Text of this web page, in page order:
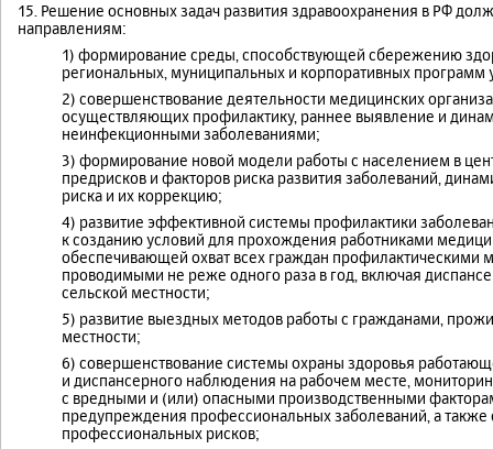
15. Решение основных задач развития здравоохранения в РФ
направлениям:
1) формирование среды, способствующей сбережению
региональных, муниципальных и корпоративных программ
2) совершенствование деятельности медицинских
осуществляющих профилактику, раннее выявление и
неинфекционными заболеваниями;
3) формирование новой модели работы с населением в
предрисков и факторов риска развития заболеваний,
риска и их коррекцию;
4) развитие эффективной системы профилактики
к созданию условий для прохождения работниками
обеспечивающей охват всех граждан
проводимыми не реже одного раза в год, включая
сельской местности;
5) развитие выездных методов работы с гражданами,
местности;
6) совершенствование системы охраны здоровья
и диспансерного наблюдения на рабочем месте,
с вредными и (или) опасными производственными
предупреждения профессиональных заболеваний, а
профессиональных рисков;